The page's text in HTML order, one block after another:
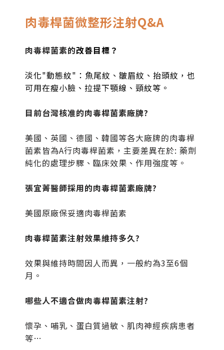
肉毒桿菌微整形注射Q&A
肉毒桿菌素的改善目標？
淡化"動態紋"：魚尾紋、皺眉紋、抬頭紋，也
可用在瘦小臉、拉提下顎線、頸紋等。
目前台灣核准的肉毒桿菌素廠牌?
美國、英國、德國、韓國等各大廠牌的肉毒桿
菌素皆為A行肉毒桿菌素，主要差異在於: 藥劑
純化的處理步驟、臨床效果、作用強度等。
張宜菁醫師採用的肉毒桿菌素廠牌?
美國原廠保妥適肉毒桿菌素
肉毒桿菌素注射效果維持多久?
效果與維持時間因人而異，一般約為3至6個
月。
哪些人不適合做肉毒桿菌素注射?
懷孕、哺乳、蛋白質過敏、肌肉神經疾病患者
等…